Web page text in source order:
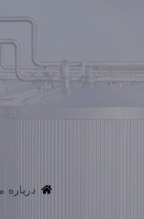
درباره ما